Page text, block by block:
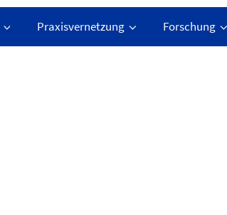
Praxisvernetzung Forschung